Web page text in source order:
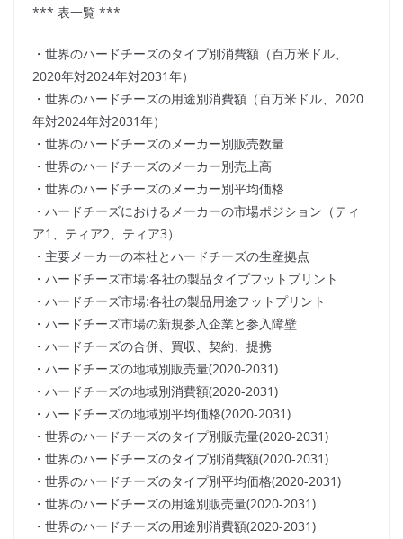
*** 表一覧 ***
・世界のハードチーズのタイプ別消費額（百万米ドル、
2020年対2024年対2031年）
・世界のハードチーズの用途別消費額（百万米ドル、2020
年対2024年対2031年）
・世界のハードチーズのメーカー別販売数量
・世界のハードチーズのメーカー別売上高
・世界のハードチーズのメーカー別平均価格
・ハードチーズにおけるメーカーの市場ポジション（ティ
ア1、ティア2、ティア3）
・主要メーカーの本社とハードチーズの生産拠点
・ハードチーズ市場:各社の製品タイプフットプリント
・ハードチーズ市場:各社の製品用途フットプリント
・ハードチーズ市場の新規参入企業と参入障壁
・ハードチーズの合併、買収、契約、提携
・ハードチーズの地域別販売量(2020-2031)
・ハードチーズの地域別消費額(2020-2031)
・ハードチーズの地域別平均価格(2020-2031)
・世界のハードチーズのタイプ別販売量(2020-2031)
・世界のハードチーズのタイプ別消費額(2020-2031)
・世界のハードチーズのタイプ別平均価格(2020-2031)
・世界のハードチーズの用途別販売量(2020-2031)
・世界のハードチーズの用途別消費額(2020-2031)